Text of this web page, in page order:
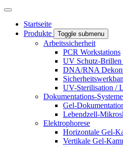
Startseite
Produkte
Toggle submenu
Arbeitssicherheit
PCR Workstations
UV Schutz-
DNA/RNA
UV-Sterilisation /
Dokumentations-Systeme
Gel-
Lebendzell-
Elektrophorese
Horizontale Gel-
Vertikale Gel-